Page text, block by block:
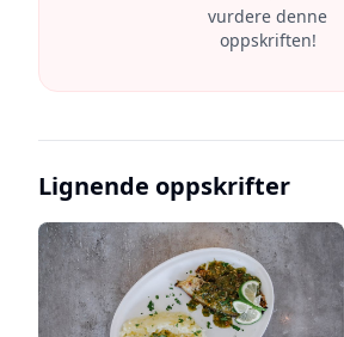
vurdere denne
oppskriften!
Lignende oppskrifter